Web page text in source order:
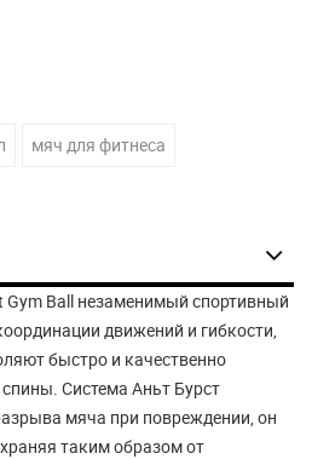
мяч для фитнеса
Ball незаменимый спортивный
движений и гибкости,
быстро и качественно
Система Аньт Бурст
мяча при повреждении, он
таким образом от